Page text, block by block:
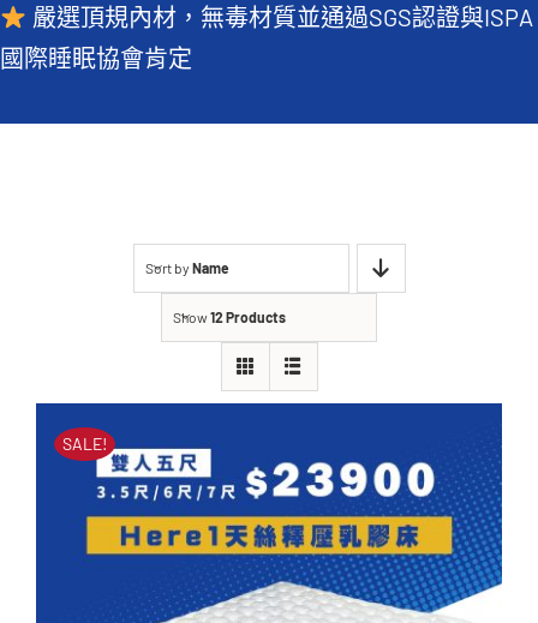
常見QA
嚴選頂規內材，無毒材質並通過SGS認證與ISPA
國際睡眠協會肯定
Sort by Name
Show12 Products
SALE!